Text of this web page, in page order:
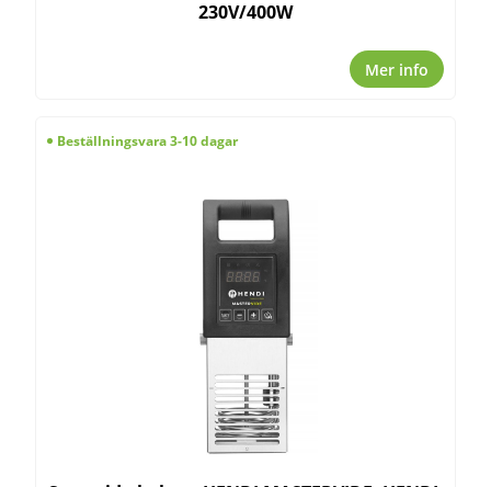
230V/400W
Mer info
Beställningsvara 3-10 dagar